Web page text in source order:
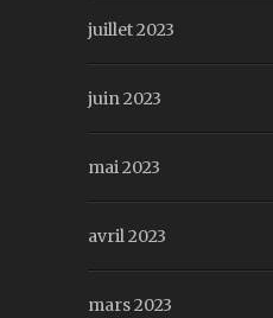
juillet 2023
juin 2023
mai 2023
avril 2023
mars 2023